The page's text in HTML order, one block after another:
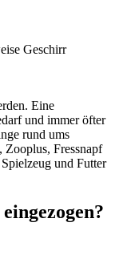
Geschirr
Eine
und immer öfter
rund ums
Fressnapf
und Futter